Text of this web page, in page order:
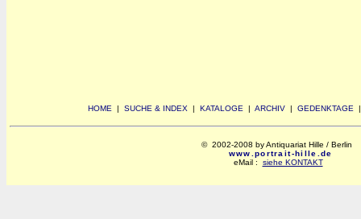
HOME | SUCHE & INDEX | KATALOGE | ARCHIV | GEDENKTAGE
© 2002-2008 by Antiquariat Hille / Berlin
www.portrait-hille.de
eMail : siehe KONTAKT